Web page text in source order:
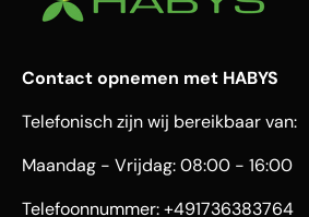
Contact opnemen met HABYS
Telefonisch zijn wij bereikbaar van:
Maandag - Vrijdag: 08:00 - 16:00
Telefoonnummer: +491736383764